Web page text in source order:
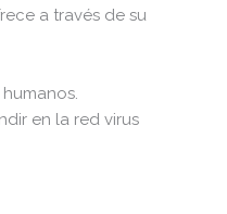
a través de su
en la red virus